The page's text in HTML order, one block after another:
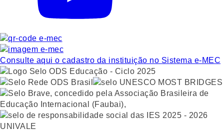
Consulte aqui o cadastro da instituição no Sistema e-MEC
UNIVALE